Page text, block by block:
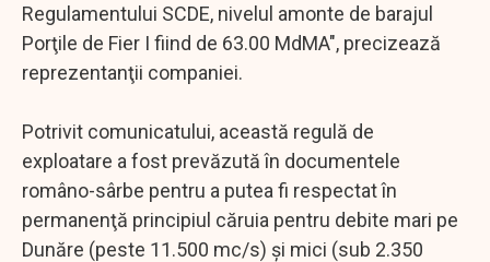
Regulamentului SCDE, nivelul amonte de barajul
Porţile de Fier I fiind de 63.00 MdMA", precizează
reprezentanţii companiei.
Potrivit comunicatului, această regulă de
exploatare a fost prevăzută în documentele
româno-sârbe pentru a putea fi respectat în
permanenţă principiul căruia pentru debite mari pe
Dunăre (peste 11.500 mc/s) şi mici (sub 2.350